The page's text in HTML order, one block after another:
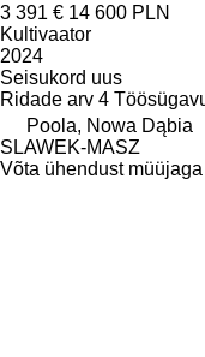
3 391 € 14 600 PLN
Kultivaator
2024
Seisukord uus
Ridade arv 4
Poola, Nowa Dąbia
SLAWEK-MASZ
Võta ühendust müüjaga